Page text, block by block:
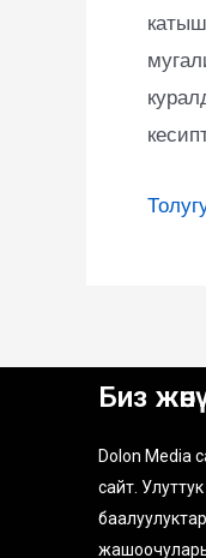
Биз
Dolon Media
сайт.